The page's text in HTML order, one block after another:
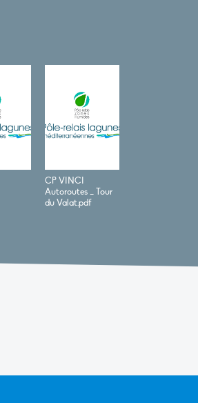
CP VINCI
Autoroutes _ Tour
du Valat.pdf